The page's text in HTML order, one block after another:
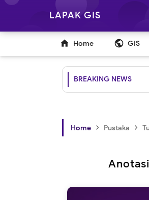
LAPAK GIS
 Home public GIS
BREAKING NEWS
Home › Pustaka ›